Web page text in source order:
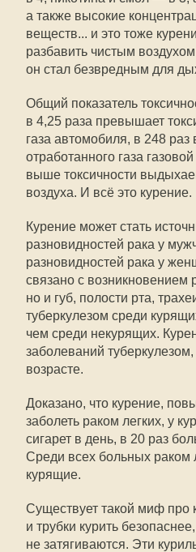
а также высокие
веществ... и это тоже
разбавить чистым
он стал безвредным для
Общий показатель
в 4,25 раза превышает
газа автомобиля, в 248
отработанного газа
выше токсичности
воздуха. И всё это курение.
Курение может стать
разновидностей рака у
разновидностей рака у
связано с возникновением
но и губ, полости рта,
туберкулезом среди
чем среди некурящих.
заболеваний
возрасте.
Доказано, что курение,
заболеть раком легких, у
сигарет в день, в 20 раз
Среди всех больных раком
курящие.
Существует такой миф про
и трубки курить
не затягиваются. Эти